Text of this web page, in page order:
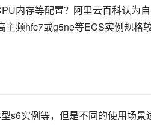
内存等配置？阿里云百科认为
主频hfc7或g5ne等ECS实例规格
s6实例等，但是不同的使用场景